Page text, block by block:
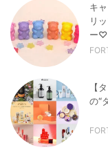
キ
リ
ー♡
【
の“